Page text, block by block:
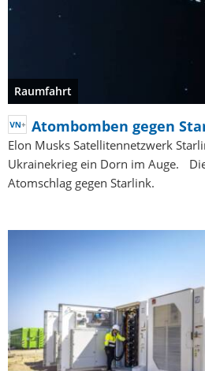
Raumfahrt
Atombomben gegen
Elon Musks Satellitennetzwerk
Ukrainekrieg ein Dorn im Auge.
Atomschlag gegen Starlink.